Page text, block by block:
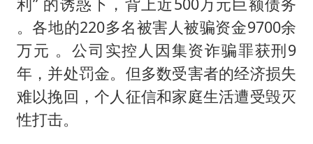
。各地的220多名被害人被骗资金9700余
万元 。公司实控人因集资诈骗罪获刑9
年，并处罚金。但多数受害者的经济损失
难以挽回，个人征信和家庭生活遭受毁灭
性打击。